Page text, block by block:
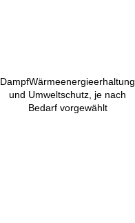
DampfWärmeenergieerhaltung
und Umweltschutz, je nach
Bedarf vorgewählt